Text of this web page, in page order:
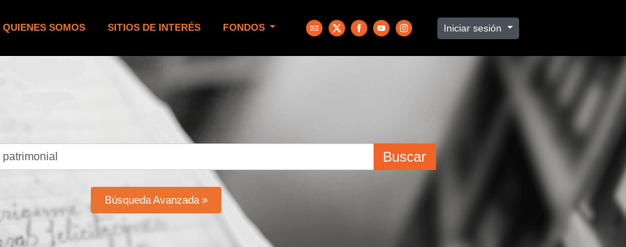
QUIENES SOMOS SITIOS DE INTERÉS FONDOS Iniciar sesión
Buscar
Búsqueda Avanzada »